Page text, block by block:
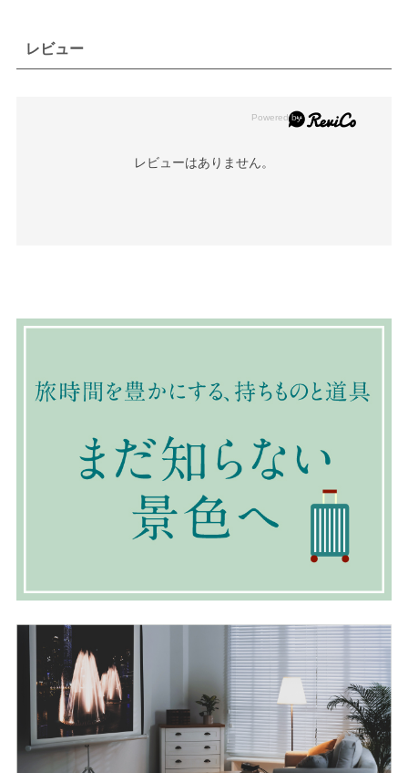
レビュー
レビューはありません。